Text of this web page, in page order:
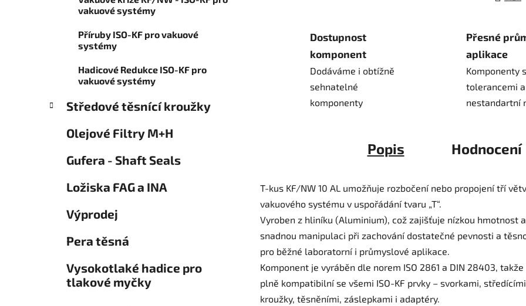
vakuové systémy
Příruby ISO-KF pro vakuové
systémy
Hadicové Redukce ISO-KF pro
vakuové systémy
Středové těsnící kroužky
Olejové Filtry M+H
Gufera - Shaft Seals
Ložiska FAG a INA
Výprodej
Pera těsná
Vysokotlaké hadice pro
tlakové myčky
Dostupnost
komponent
Dodáváme i obtížně
sehnatelné
komponenty
Přesné
aplikace
Komponenty
tolerancemi a
nestandartní
Popis Hodnocení
T-kus KF/NW 10 AL umožňuje rozbočení nebo propojení tří
vakuového systému v uspořádání tvaru „T“.
Vyroben z hliníku (Aluminium), což zajišťuje nízkou hmotnost a
snadnou manipulaci při zachování dostatečné pevnosti a
pro běžné laboratorní i průmyslové aplikace.
Komponent je vyráběn dle norem ISO 2861 a DIN 28403, takže
plně kompatibilní se všemi ISO-KF prvky – svorkami, středícími
kroužky, těsněními, záslepkami i adaptéry.